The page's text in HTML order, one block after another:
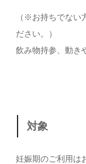
（※お持ちでない
ださい。）
飲み物持参、動き
対象
妊娠期のご利用は